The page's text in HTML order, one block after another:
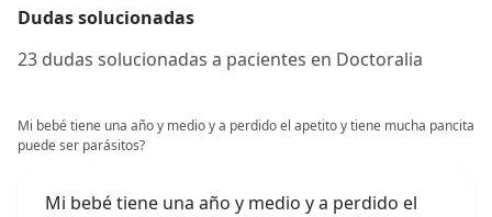
Dudas solucionadas
23 dudas solucionadas a pacientes en Doctoralia
Mi bebé tiene una año y medio y a perdido el apetito y tiene mucha pancita
puede ser parásitos?
Mi bebé tiene una año y medio y a perdido el